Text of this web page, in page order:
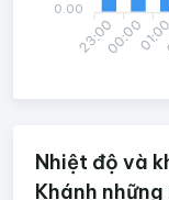
23:0000:00
0.00
Nhiệt độ và
Khánh